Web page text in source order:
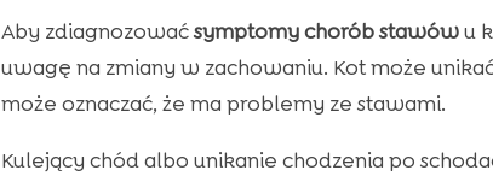
Aby zdiagnozowaćsymptomy chorób stawówu
uwagę na zmiany w zachowaniu. Kot może
może oznaczać, że ma problemy ze stawami.
Kulejący chód albo unikanie chodzenia po